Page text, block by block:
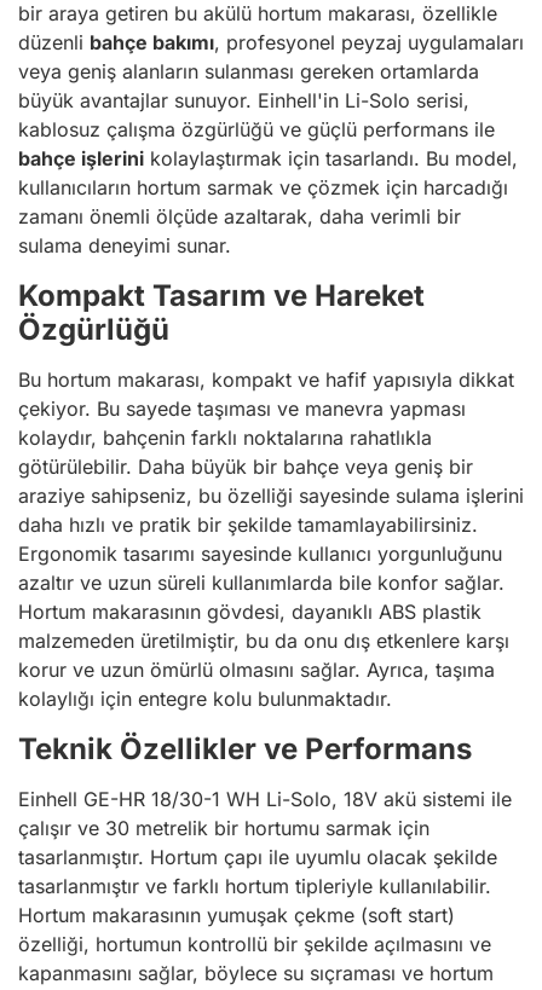
bir araya getiren bu akülü hortum makarası, özellikle
düzenli bahçe bakımı, profesyonel peyzaj uygulamaları
veya geniş alanların sulanması gereken ortamlarda
büyük avantajlar sunuyor. Einhell'in Li-Solo serisi,
kablosuz çalışma özgürlüğü ve güçlü performans ile
bahçe işlerini kolaylaştırmak için tasarlandı. Bu model,
kullanıcıların hortum sarmak ve çözmek için harcadığı
zamanı önemli ölçüde azaltarak, daha verimli bir
sulama deneyimi sunar.
Kompakt Tasarım ve Hareket
Özgürlüğü
Bu hortum makarası, kompakt ve hafif yapısıyla dikkat
çekiyor. Bu sayede taşıması ve manevra yapması
kolaydır, bahçenin farklı noktalarına rahatlıkla
götürülebilir. Daha büyük bir bahçe veya geniş bir
araziye sahipseniz, bu özelliği sayesinde sulama işlerini
daha hızlı ve pratik bir şekilde tamamlayabilirsiniz.
Ergonomik tasarımı sayesinde kullanıcı yorgunluğunu
azaltır ve uzun süreli kullanımlarda bile konfor sağlar.
Hortum makarasının gövdesi, dayanıklı ABS plastik
malzemeden üretilmiştir, bu da onu dış etkenlere karşı
korur ve uzun ömürlü olmasını sağlar. Ayrıca, taşıma
kolaylığı için entegre kolu bulunmaktadır.
Teknik Özellikler ve Performans
Einhell GE-HR 18/30-1 WH Li-Solo, 18V akü sistemi ile
çalışır ve 30 metrelik bir hortumu sarmak için
tasarlanmıştır. Hortum çapı ile uyumlu olacak şekilde
tasarlanmıştır ve farklı hortum tipleriyle kullanılabilir.
Hortum makarasının yumuşak çekme (soft start)
özelliği, hortumun kontrollü bir şekilde açılmasını ve
kapanmasını sağlar, böylece su sıçraması ve hortum